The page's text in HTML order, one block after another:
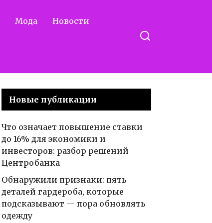
Мода Новости
Новые публикации
Что означает повышение ставки
до 16% для экономики и
инвесторов: разбор решений
Центробанка
Обнаружили признаки: пять
деталей гардероба, которые
подсказывают — пора обновлять
одежду